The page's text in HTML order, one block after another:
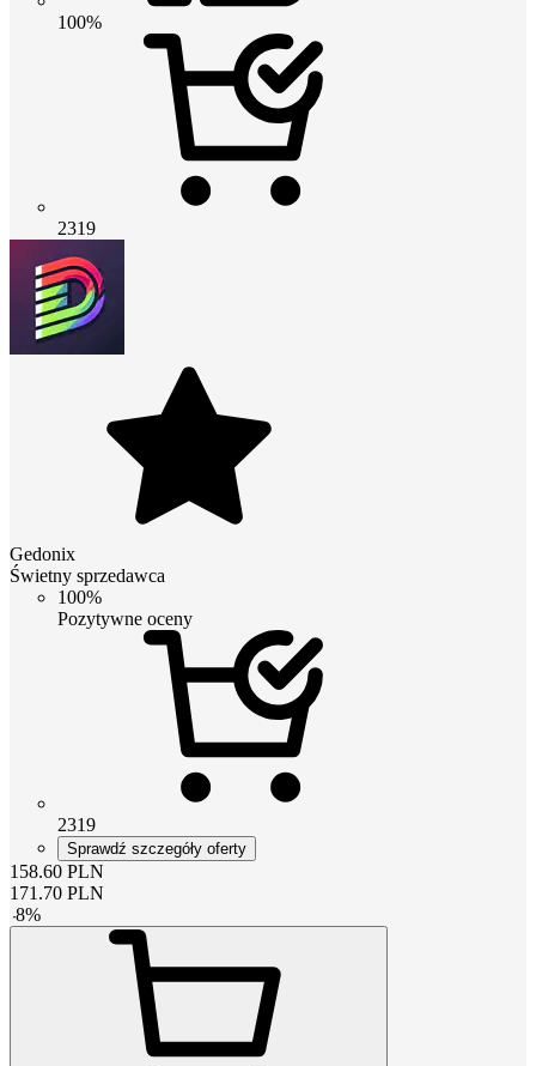
100%
2319
Gedonix
Świetny sprzedawca
100%
Pozytywne oceny
2319
Sprawdź szczegóły oferty
158.60 PLN
171.70 PLN
-8%